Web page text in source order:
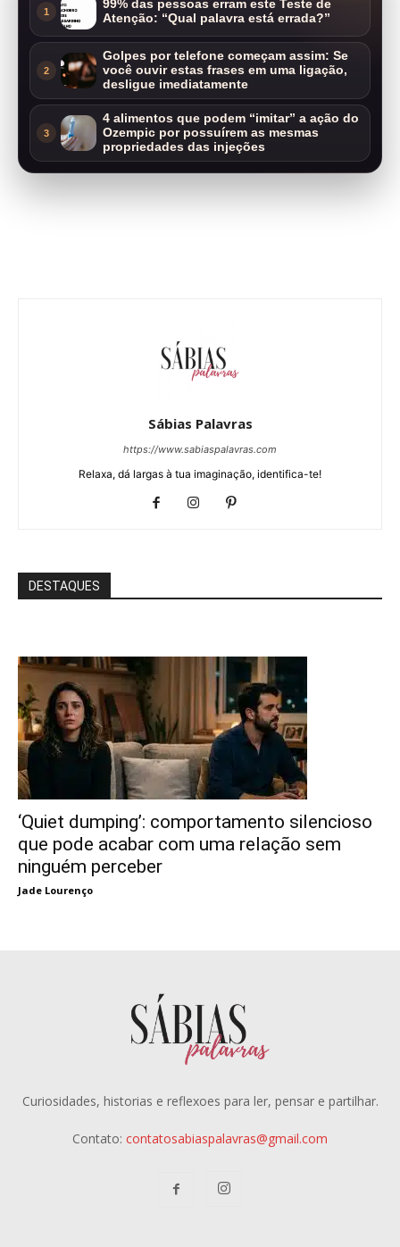
1
99% das pessoas erram este Teste de
Atenção: “Qual palavra está errada?”
2
Golpes por telefone começam assim: Se
você ouvir estas frases em uma ligação,
desligue imediatamente
3
4 alimentos que podem “imitar” a ação do
Ozempic por possuírem as mesmas
propriedades das injeções
Sábias Palavras
https://www.sabiaspalavras.com
Relaxa, dá largas à tua imaginação, identifica-te!
DESTAQUES
‘Quiet dumping’: comportamento silencioso
que pode acabar com uma relação sem
ninguém perceber
Jade Lourenço
Curiosidades, historias e reflexoes para ler, pensar e partilhar.
Contato: contatosabiaspalavras@gmail.com